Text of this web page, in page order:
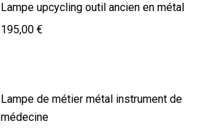
Lampe upcycling outil ancien en métal
195,00 €
Lampe de métier métal instrument de
médecine